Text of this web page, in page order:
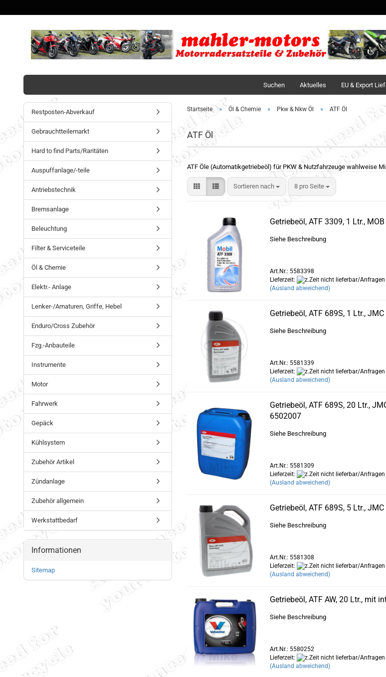
Suchen Aktuelles EU & Export
Startseite » Öl & Chemie » Pkw & Nkw Öl » ATF Öl
ATF Öl
ATF Öle (Automatikgetriebeöl) für PKW & Nutzfahrzeuge wahlweise
Sortieren nach 8 pro Seite
Getriebeöl, ATF 3309, 1 Ltr.,
Siehe Beschreibung
Art.Nr.: 5583398
Lieferzeit:
(Ausland abweichend)
Getriebeöl, ATF 689S, 1 Ltr., JMC
Siehe Beschreibung
Art.Nr.: 5581339
Lieferzeit:
(Ausland abweichend)
Getriebeöl, ATF 689S, 20 Ltr.,
6502007
Siehe Beschreibung
Art.Nr.: 5581309
Lieferzeit:
(Ausland abweichend)
Getriebeöl, ATF 689S, 5 Ltr., JMC
Siehe Beschreibung
Art.Nr.: 5581308
Lieferzeit:
(Ausland abweichend)
Getriebeöl, ATF AW, 20 Ltr., mit
Siehe Beschreibung
Art.Nr.: 5580252
Lieferzeit:
(Ausland abweichend)
Restposten-Abverkauf
Gebrauchtteilemarkt
Hard to find Parts/Raritäten
Auspuffanlage/-teile
Antriebstechnik
Bremsanlage
Beleuchtung
Filter & Serviceteile
Öl & Chemie
Elektr.- Anlage
Lenker-/Amaturen, Griffe, Hebel
Enduro/Cross Zubehör
Fzg.-Anbauteile
Instrumente
Motor
Fahrwerk
Gepäck
Kühlsystem
Zubehör Artikel
Zündanlage
Zubehör allgemein
Werkstattbedarf
Informationen
Sitemap